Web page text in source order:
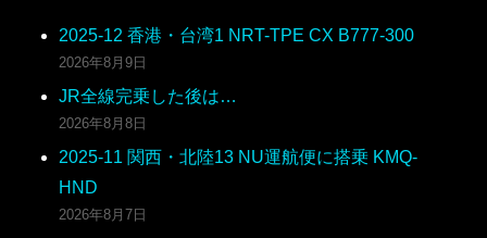
2025-12 香港・台湾1 NRT-TPE CX B777-300
2026年8月9日
JR全線完乗した後は…
2026年8月8日
2025-11 関西・北陸13 NU運航便に搭乗 KMQ-
HND
2026年8月7日